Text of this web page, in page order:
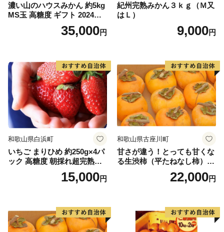
濃い山のハウスみかん 約5kg
MS玉 高糖度 ギフト 2024年7
35,000円
紀州完熟みかん３ｋｇ（Ｍ又
はＬ）
9,000円
和歌山県白浜町
いちご まりひめ 約250g×4パ
ック 高糖度 朝採れ超完熟ま
りひめ 1月以降発送分
15,000円
和歌山県古座川町
甘さが違う！とっても甘くな
る生渋柿（平たねなし柿）吊
ップ付約4.5～5kg 約24～30
22,000円